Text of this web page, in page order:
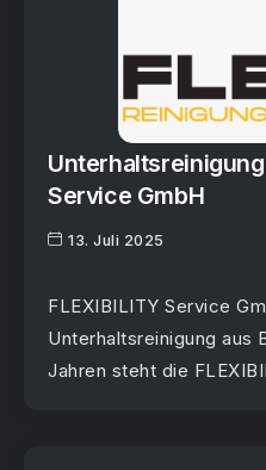
Service GmbH
13. Juli 2025
FLEXIBILITY Service
Unterhaltsreinigung aus
Jahren steht die